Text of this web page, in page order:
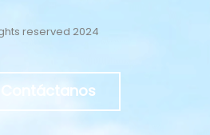
reserved 2024
Contáctanos